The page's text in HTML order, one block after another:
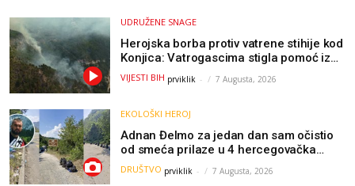
UDRUŽENE SNAGE
Herojska borba protiv vatrene stihije kod
Konjica: Vatrogascima stigla pomoć iz
Sarajeva, helikopteri i Air Tractori
udružili snage
VIJESTI BIH prviklik - 7 Augusta, 2026
EKOLOŠKI HEROJ
Adnan Đelmo za jedan dan sam očistio
od smeća prilaze u 4 hercegovačka
grada: “Danas nisam čistio samo smeće,
čistio sam sliku o nama”
DRUŠTVO prviklik - 7 Augusta, 2026